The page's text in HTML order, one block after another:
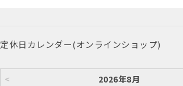
定休日カレンダー(オンラインショップ)
< 2026年8月